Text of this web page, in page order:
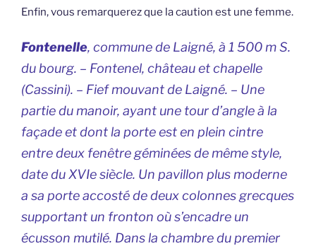
Enfin, vous remarquerez que la caution est une femme.
Fontenelle, commune de Laigné, à 1 500 m S.
du bourg. – Fontenel, château et chapelle
(Cassini). – Fief mouvant de Laigné. – Une
partie du manoir, ayant une tour d’angle à la
façade et dont la porte est en plein cintre
entre deux fenêtre géminées de même style,
date du XVIe siècle. Un pavillon plus moderne
a sa porte accosté de deux colonnes grecques
supportant un fronton où s’encadre un
écusson mutilé. Dans la chambre du premier